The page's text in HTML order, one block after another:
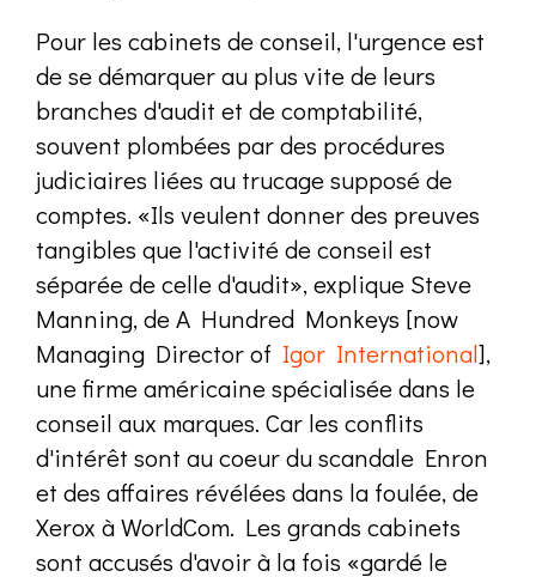
Pour les cabinets de conseil, l'urgence est
de se démarquer au plus vite de leurs
branches d'audit et de comptabilité,
souvent plombées par des procédures
judiciaires liées au trucage supposé de
comptes. «Ils veulent donner des preuves
tangibles que l'activité de conseil est
séparée de celle d'audit», explique Steve
Manning, de A Hundred Monkeys [now
Managing Director of Igor International],
une firme américaine spécialisée dans le
conseil aux marques. Car les conflits
d'intérêt sont au coeur du scandale Enron
et des affaires révélées dans la foulée, de
Xerox à WorldCom. Les grands cabinets
sont accusés d'avoir à la fois «gardé le